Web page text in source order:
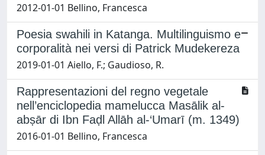
2012-01-01 Bellino, Francesca
Poesia swahili in Katanga. Multilinguismo e
corporalità nei versi di Patrick Mudekereza
2019-01-01 Aiello, F.; Gaudioso, R.
Rappresentazioni del regno vegetale
nell’enciclopedia mamelucca Masālik al-
abṣār di Ibn Faḍl Allāh al-‘Umarī (m. 1349)
2016-01-01 Bellino, Francesca